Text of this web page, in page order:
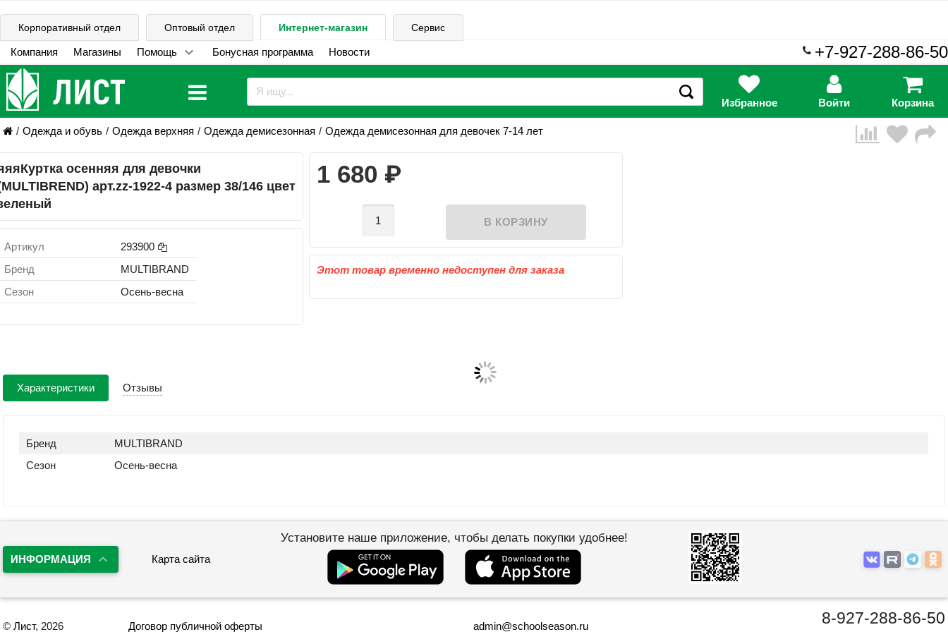
Корпоративный отдел Оптовый отдел Интернет-магазин Сервис
Компания Магазины Помощь Бонусная программа Новости +7-927-288-86-50
Избранное Войти Корзина
Одежда и обувь Одежда верхняя Одежда демисезонная Одежда демисезонная для девочек 7-14 лет
осенняя для девочки
арт.zz-1922-4 размер 38/146 цвет
Артикул
293900
Бренд
MULTIBRAND
Сезон
Осень-весна
1 680 ₽
Этот товар временно недоступен для заказа
Характеристики Отзывы
Бренд
MULTIBRAND
Сезон
Осень-весна
ИНФОРМАЦИЯ Карта сайта
Установите наше приложение, чтобы делать покупки удобнее!
© Лист, 2026 Договор публичной оферты admin@schoolseason.ru 8-927-288-86-50